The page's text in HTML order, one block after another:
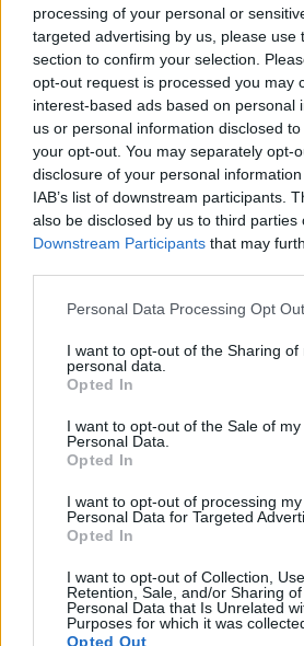
processing of your personal or
targeted advertising by us, please use
section to confirm your selection.
opt-out request is processed you may
interest-based ads based on personal
us or personal information disclosed
your opt-out. You may separately opt-
disclosure of your personal
IAB’s list of downstream participants.
also be disclosed by us to third parties
Downstream Participants that may
Personal Data Processing Opt
I want to opt-out of the Sharing of
personal data.
Opted In
I want to opt-out of the Sale of my
Personal Data.
Opted In
I want to opt-out of processing my
Personal Data for Targeted
Opted In
I want to opt-out of Collection, Use,
Retention, Sale, and/or Sharing
Personal Data that Is Unrelated
Purposes for which it was
Opted Out
Minka 11. rész
T. szereti a fiatal
Pedig szóltam… –
gyűjteménye
Elyna Robbs: Adéle
Woody Allen